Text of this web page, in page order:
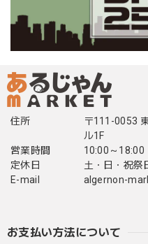
住所
〒111-0053
ル1F
営業時間
10:00～18:00
定休日
土・日・祝祭
E-mail
algernon-
お支払い方法について